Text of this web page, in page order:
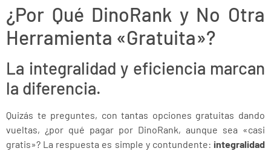
¿Por Qué DinoRank y No Otra
Herramienta «Gratuita»?
La integralidad y eficiencia marcan
la diferencia.
Quizás te preguntes, con tantas opciones gratuitas dando
vueltas, ¿por qué pagar por DinoRank, aunque sea «casi
gratis»? La respuesta es simple y contundente: integralidad